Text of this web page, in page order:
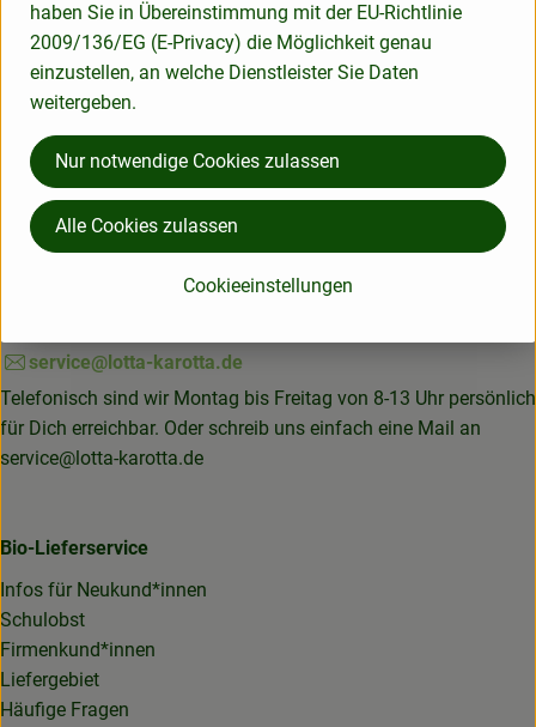
Herkunft
Hersteller: dtf
Deutschland
Lotta Karotta Bio-Lieferservice OHG
Gartestraße 50a
37130 Gleichen - Rittmarshausen
service@lotta-karotta.de
Telefonisch sind wir Montag bis Freitag von 8-13 Uhr persönlich
für Dich erreichbar. Oder schreib uns einfach eine Mail an
service@lotta-karotta.de
Bio-Lieferservice
Infos für Neukund*innen
Schulobst
Firmenkund*innen
Liefergebiet
Häufige Fragen
haben Sie in Übereinstimmung mit der EU-Richtlinie
2009/136/EG (E-Privacy) die Möglichkeit genau
einzustellen, an welche Dienstleister Sie Daten
weitergeben.
Cookieeinstellungen
Nur notwendige Cookies zulassen
Alle Cookies zulassen